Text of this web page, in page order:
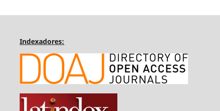
Indexadores: